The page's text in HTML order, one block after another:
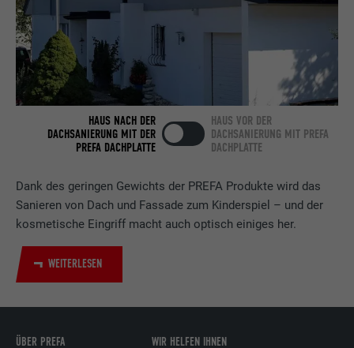
Dank des geringen Gewichts der PREFA Produkte wird das
Sanieren von Dach und Fassade zum Kinderspiel – und der
kosmetische Eingriff macht auch optisch einiges her.
WEITERLESEN
HAUS NACH DER
DACHSANIERUNG MIT DER
PREFA DACHPLATTE
HAUS VOR DER
DACHSANIERUNG MIT PREFA
DACHPLATTE
ÜBER PREFA WIR HELFEN IHNEN
Zweck
LinkedIn für die Verfolgung der
Verwendung von eingebetteten
Dienstleistungen.
Name bscookie
Anbieter LinkedIn
Zweck
Verwendet vom Social-Networking-Dienst
LinkedIn für die Verfolgung der
Name UserMatchHistory
Anbieter